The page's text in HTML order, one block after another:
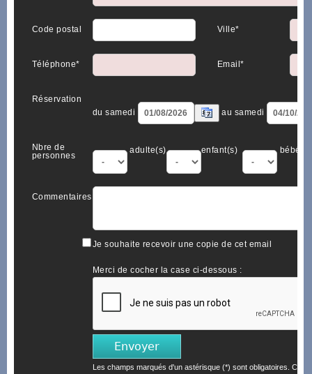
Code postal Ville*
Téléphone* Email*
Réservation
du samedi
au samedi
Nbre de
personnes
adulte(s) enfant(s) bébé(s)
Commentaires
Je souhaite recevoir une copie de cet email
Merci de cocher la case ci-dessous :
Les champs marqués d'un astérisque (*) sont obligatoires.